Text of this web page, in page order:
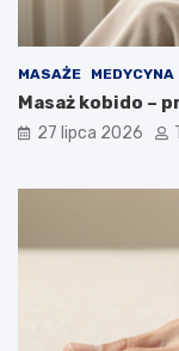
MASAŻE
Masaż kobido –
27 lipca 2026